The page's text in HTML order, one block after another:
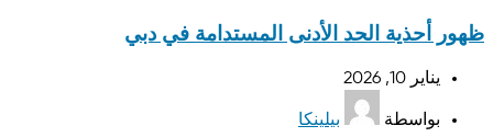
ظهور أحذية الحد الأدنى المستدامة في دبي
يناير 10, 2026
بواسطة بيلينكا